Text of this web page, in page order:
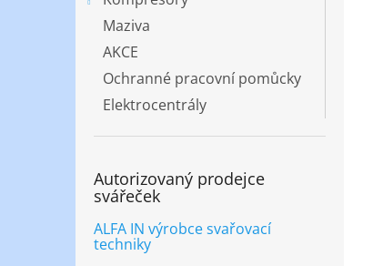
Maziva
AKCE
Ochranné pracovní pomůcky
Elektrocentrály
Autorizovaný prodejce
svářeček
ALFA IN výrobce svařovací
techniky